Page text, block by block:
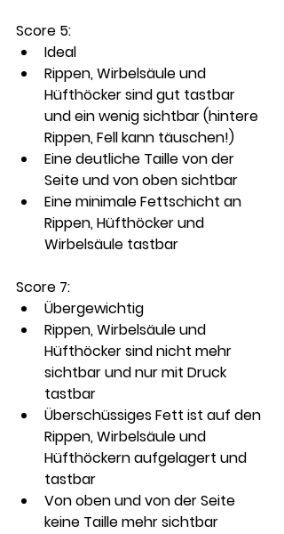
Score 5:
Ideal
Rippen, Wirbelsäule und
Hüfthöcker sind gut tastbar
und ein wenig sichtbar (hintere
Rippen, Fell kann täuschen!)
Eine deutliche Taille von der
Seite und von oben sichtbar
Eine minimale Fettschicht an
Rippen, Hüfthöcker und
Wirbelsäule tastbar
Score 7:
Übergewichtig
Rippen, Wirbelsäule und
Hüfthöcker sind nicht mehr
sichtbar und nur mit Druck
tastbar
Überschüssiges Fett ist auf den
Rippen, Wirbelsäule und
Hüfthöckern aufgelagert und
tastbar
Von oben und von der Seite
keine Taille mehr sichtbar